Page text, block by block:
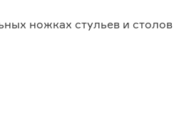
ножках стульев и
сверления основания на